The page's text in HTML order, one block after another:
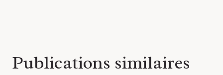
Publications similaires